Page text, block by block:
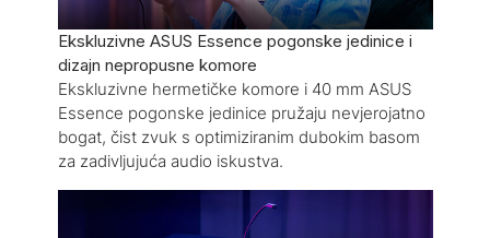
Ekskluzivne ASUS Essence pogonske jedinice i
dizajn nepropusne komore
Ekskluzivne hermetičke komore i 40 mm ASUS
Essence pogonske jedinice pružaju nevjerojatno
bogat, čist zvuk s optimiziranim dubokim basom
za zadivljujuća audio iskustva.